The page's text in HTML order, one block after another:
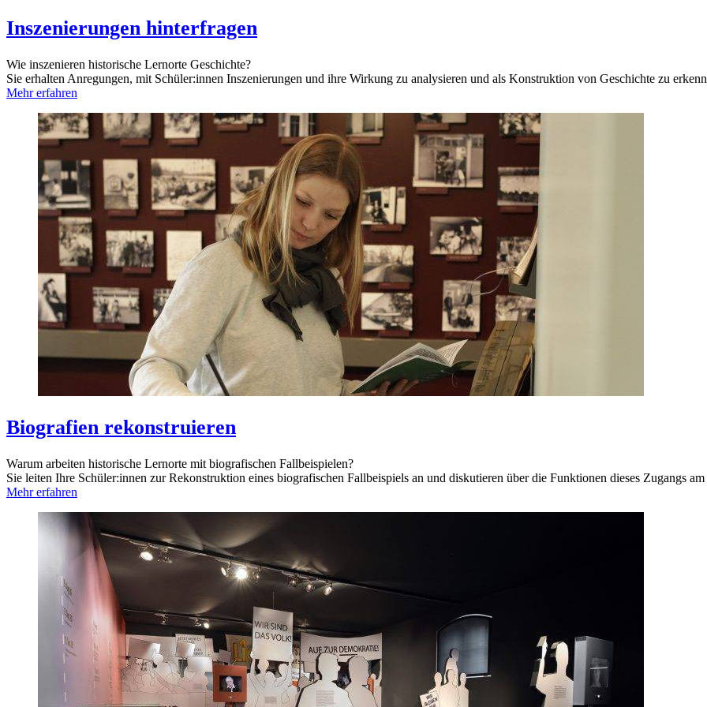
Inszenierungen hinterfragen
Wie inszenieren historische Lernorte Geschichte?
Sie erhalten Anregungen, mit Schüler:innen Inszenierungen und ihre Wirkung zu analysieren und als Konstruktion von Geschichte zu
Mehr erfahren
Biografien rekonstruieren
Warum arbeiten historische Lernorte mit biografischen Fallbeispielen?
Sie leiten Ihre Schüler:innen zur Rekonstruktion eines biografischen Fallbeispiels an und diskutieren über die Funktionen dieses Zugangs
Mehr erfahren